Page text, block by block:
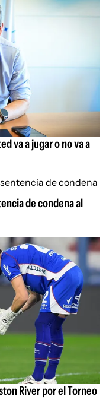
va a jugar o no va a
de condena al
River por el Torneo